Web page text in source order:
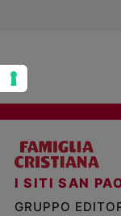
I SITI SAN
GRUPPO